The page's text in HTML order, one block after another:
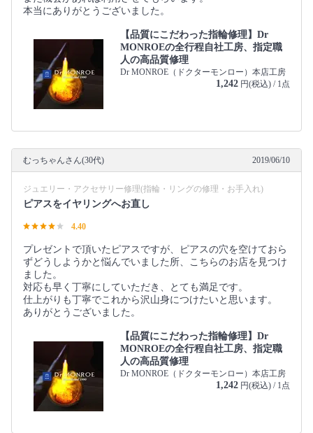
本当にありがとうございました。
【品質にこだわった指輪修理】Dr
MONROEの全行程自社工房、指定職
人の高品質修理
Dr MONROE（ドクターモンロー）本店工房
1,242 円(税込) / 1点
むっちゃんさん(30代) 2019/06/10
ジュエリー・アクセサリー修理(指輪・リングの修理・お手入れ)
ピアスをイヤリングへお直し
4.40
プレゼントで頂いたピアスですが、ピアスの穴を空けておら
ずどうしようかと悩んでいました所、こちらのお店を見つけ
ました。
対応も早く丁寧にしていただき、とても満足です。
仕上がりも丁寧でこれから沢山身につけたいと思います。
ありがとうございました。
【品質にこだわった指輪修理】Dr
MONROEの全行程自社工房、指定職
人の高品質修理
Dr MONROE（ドクターモンロー）本店工房
1,242 円(税込) / 1点